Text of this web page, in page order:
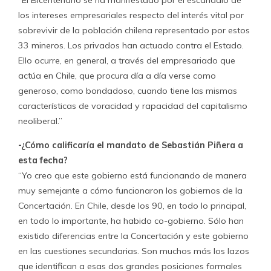
los intereses empresariales respecto del interés vital por
sobrevivir de la población chilena representado por estos
33 mineros. Los privados han actuado contra el Estado.
Ello ocurre, en general, a través del empresariado que
actúa en Chile, que procura día a día verse como
generoso, como bondadoso, cuando tiene las mismas
características de voracidad y rapacidad del capitalismo
neoliberal.”
-¿Cómo calificaría el mandato de Sebastián Piñera a
esta fecha?
“Yo creo que este gobierno está funcionando de manera
muy semejante a cómo funcionaron los gobiernos de la
Concertación. En Chile, desde los 90, en todo lo principal,
en todo lo importante, ha habido co-gobierno. Sólo han
existido diferencias entre la Concertación y este gobierno
en las cuestiones secundarias. Son muchos más los lazos
que identifican a esas dos grandes posiciones formales